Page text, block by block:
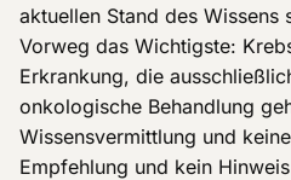
aktuellen Stand des Wissens
Vorweg das Wichtigste:
Erkrankung, die
onkologische Behandlung
Wissensvermittlung und
Empfehlung und kein